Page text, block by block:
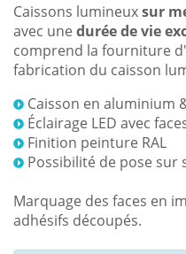
Caissons lumineuxsur
avec une durée de vie
comprend la fourniture
fabrication du caisson
Caisson en aluminium
Éclairage LED avec
Finition peinture RAL
Possibilité de pose sur
Marquage des faces en
adhésifs découpés.